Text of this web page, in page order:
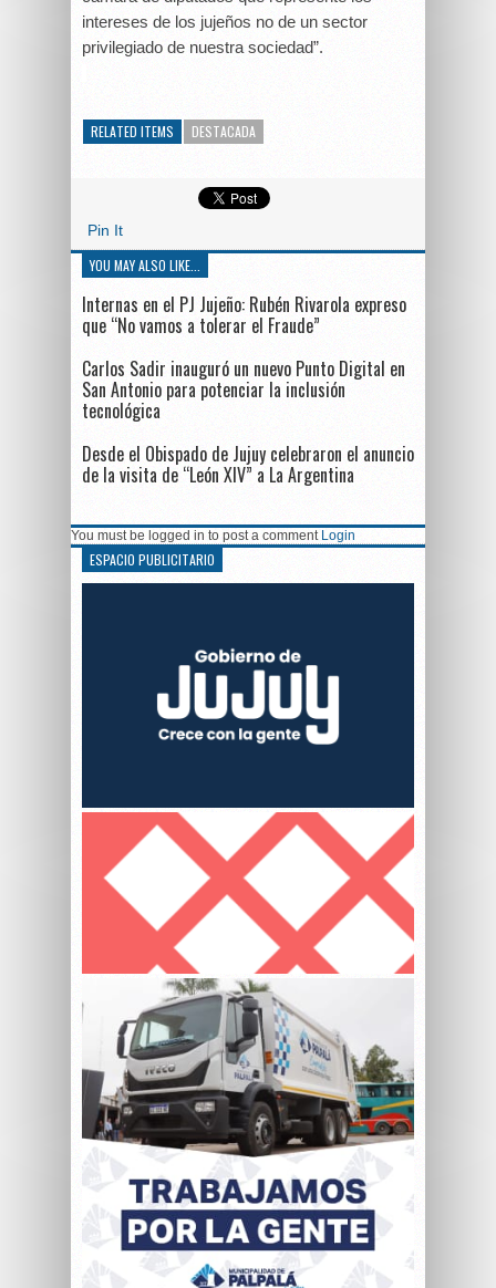
intereses de los jujeños no de un sector
privilegiado de nuestra sociedad”.
RELATED ITEMS DESTACADA
Pin It
YOU MAY ALSO LIKE...
Internas en el PJ Jujeño: Rubén Rivarola expreso
que “No vamos a tolerar el Fraude”
Carlos Sadir inauguró un nuevo Punto Digital en
San Antonio para potenciar la inclusión
tecnológica
Desde el Obispado de Jujuy celebraron el anuncio
de la visita de “León XIV” a La Argentina
You must be logged in to post a comment Login
ESPACIO PUBLICITARIO